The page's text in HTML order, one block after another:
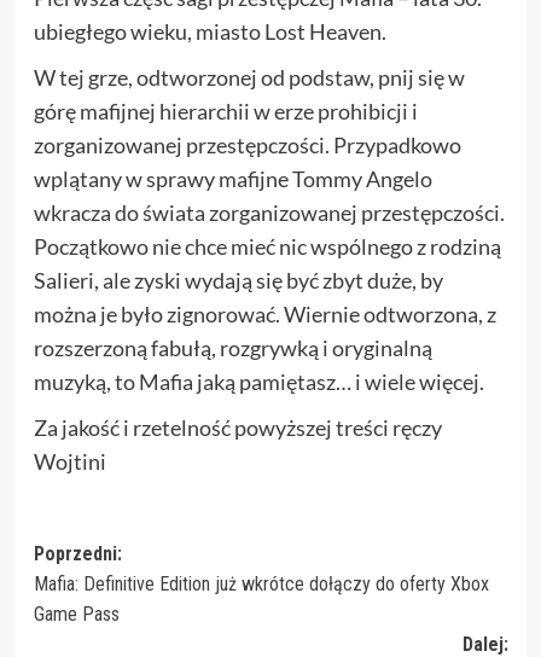
ubiegłego wieku, miasto Lost Heaven.
W tej grze, odtworzonej od podstaw, pnij się w
górę mafijnej hierarchii w erze prohibicji i
zorganizowanej przestępczości. Przypadkowo
wplątany w sprawy mafijne Tommy Angelo
wkracza do świata zorganizowanej przestępczości.
Początkowo nie chce mieć nic wspólnego z rodziną
Salieri, ale zyski wydają się być zbyt duże, by
można je było zignorować. Wiernie odtworzona, z
rozszerzoną fabułą, rozgrywką i oryginalną
muzyką, to Mafia jaką pamiętasz… i wiele więcej.
Za jakość i rzetelność powyższej treści ręczy
Wojtini
Zobacz
wpisy
Poprzedni:
Mafia: Definitive Edition już wkrótce dołączy do oferty Xbox
Game Pass
Dalej: